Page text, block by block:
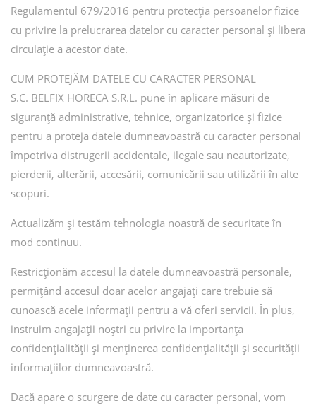
Regulamentul 679/2016 pentru protecția persoanelor fizice
cu privire la prelucrarea datelor cu caracter personal și libera
circulație a acestor date.
CUM PROTEJĂM DATELE CU CARACTER PERSONAL
S.C. BELFIX HORECA S.R.L. pune în aplicare măsuri de
siguranță administrative, tehnice, organizatorice și fizice
pentru a proteja datele dumneavoastră cu caracter personal
împotriva distrugerii accidentale, ilegale sau neautorizate,
pierderii, alterării, accesării, comunicării sau utilizării în alte
scopuri.
Actualizăm și testăm tehnologia noastră de securitate în
mod continuu.
Restricționăm accesul la datele dumneavoastră personale,
permițând accesul doar acelor angajați care trebuie să
cunoască acele informații pentru a vă oferi servicii. În plus,
instruim angajații noștri cu privire la importanța
confidențialității și menținerea confidențialității și securității
informațiilor dumneavoastră.
Dacă apare o scurgere de date cu caracter personal, vom